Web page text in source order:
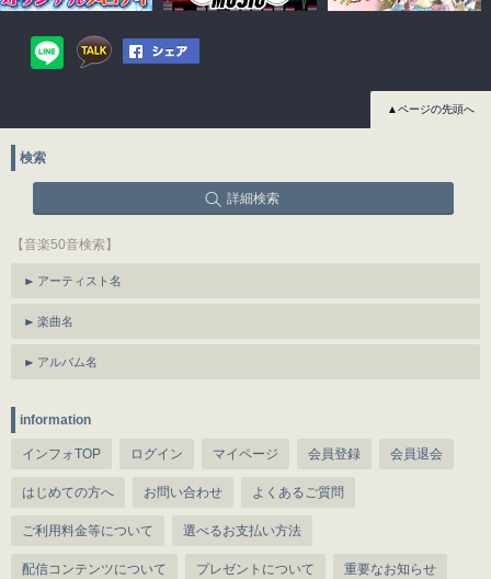
▲ページの先頭へ
検索
詳細検索
【音楽50音検索】
アーティスト名
楽曲名
アルバム名
information
インフォTOP ログイン マイページ 会員登録 会員退会
はじめての方へ お問い合わせ よくあるご質問
ご利用料金等について 選べるお支払い方法
配信コンテンツについて プレゼントについて 重要なお知らせ